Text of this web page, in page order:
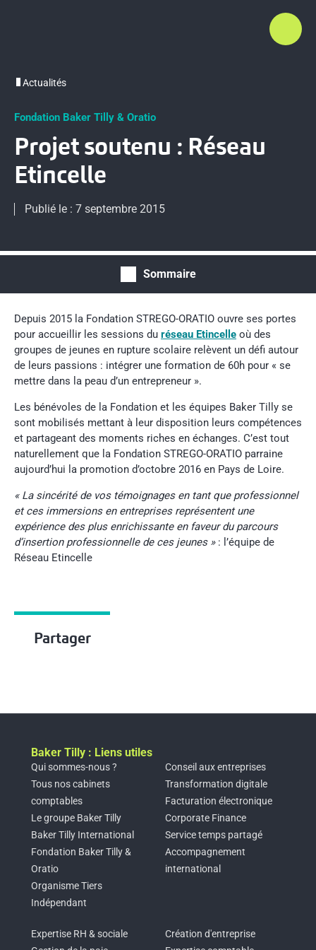
Actualités
Fondation Baker Tilly & Oratio
Projet soutenu : Réseau
Etincelle
Publié le : 7 septembre 2015
Sommaire
Depuis 2015 la Fondation STREGO-ORATIO ouvre ses portes
pour accueillir les sessions du réseau Etincelle où des
groupes de jeunes en rupture scolaire relèvent un défi autour
de leurs passions : intégrer une formation de 60h pour « se
mettre dans la peau d’un entrepreneur ».
Les bénévoles de la Fondation et les équipes Baker Tilly se
sont mobilisés mettant à leur disposition leurs compétences
et partageant des moments riches en échanges. C’est tout
naturellement que la Fondation STREGO-ORATIO parraine
aujourd’hui la promotion d’octobre 2016 en Pays de Loire.
« La sincérité de vos témoignages en tant que professionnel
et ces immersions en entreprises représentent une
expérience des plus enrichissante en faveur du parcours
d’insertion professionnelle de ces jeunes »: l’équipe de
Réseau Etincelle
Partager
Baker Tilly : Liens utiles
Qui sommes-nous ?
Tous nos cabinets
comptables
Le groupe Baker Tilly
Baker Tilly International
Fondation Baker Tilly &
Oratio
Organisme Tiers
Indépendant
Conseil aux entreprises
Transformation digitale
Facturation électronique
Corporate Finance
Service temps partagé
Accompagnement
international
Expertise RH & sociale
Création d'entreprise